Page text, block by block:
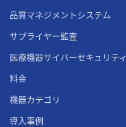
品質マネジメントシステム
サプライヤー監査
医療機器サイバーセキュリティ
料金
機器カテゴリ
導入事例